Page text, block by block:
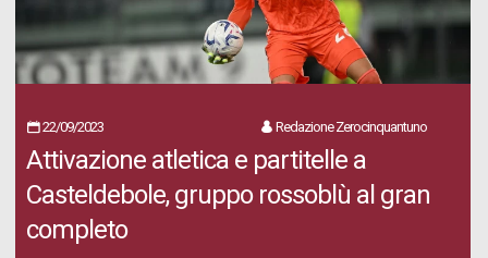
22/09/2023 Redazione Zerocinquantuno
Attivazione atletica e partitelle a
Casteldebole, gruppo rossoblù al gran
completo